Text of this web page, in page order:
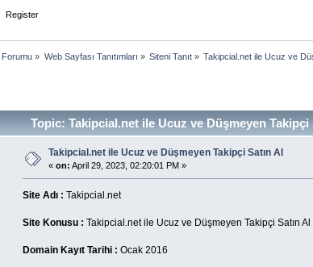
Register
» Web Sayfası Tanıtımları » Siteni Tanıt » Takipcial.net ile Ucuz ve
Topic: Takipcial.net ile Ucuz ve Düşmeyen Takipçi
Takipcial.net ile Ucuz ve Düşmeyen Takipçi Satın Al
«on: April 29, 2023, 02:20:01 PM »
Site Adı : Takipcial.net
Site Konusu : Takipcial.net ile Ucuz ve Düşmeyen Takipçi Satın Al
Domain Kayıt Tarihi : Ocak 2016